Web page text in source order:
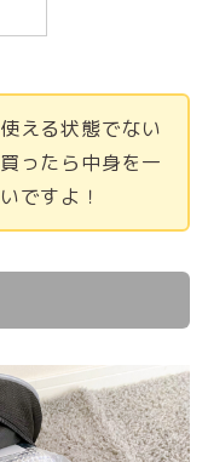
える状態でない
ったら中身を一
ですよ！